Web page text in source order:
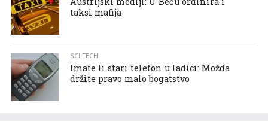
taksi mafija
SCI-TECH
Imate li stari telefon u ladici: Možda
držite pravo malo bogatstvo